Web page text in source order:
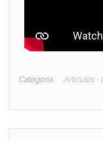
Categoría Artículos -